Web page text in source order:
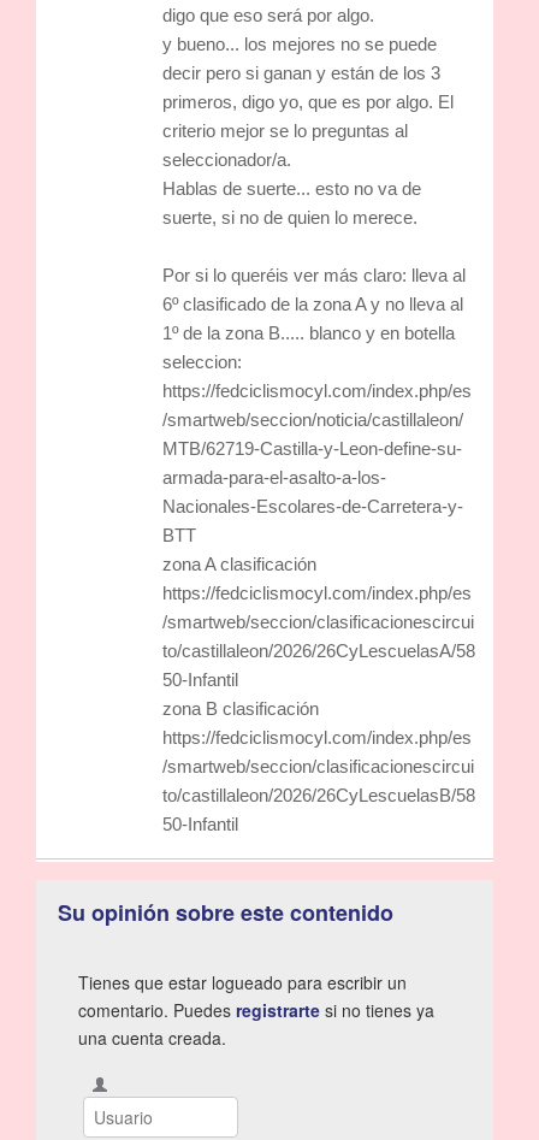
digo que eso será por algo.
y bueno... los mejores no se puede
decir pero si ganan y están de los 3
primeros, digo yo, que es por algo. El
criterio mejor se lo preguntas al
seleccionador/a.
Hablas de suerte... esto no va de
suerte, si no de quien lo merece.
Por si lo queréis ver más claro: lleva al
6º clasificado de la zona A y no lleva al
1º de la zona B..... blanco y en botella
seleccion:
https://fedciclismocyl.com/index.php/es
/smartweb/seccion/noticia/castillaleon/
MTB/62719-Castilla-y-Leon-define-su-
armada-para-el-asalto-a-los-
Nacionales-Escolares-de-Carretera-y-
BTT
zona A clasificación
https://fedciclismocyl.com/index.php/es
/smartweb/seccion/clasificacionescircui
to/castillaleon/2026/26CyLescuelasA/58
50-Infantil
zona B clasificación
https://fedciclismocyl.com/index.php/es
/smartweb/seccion/clasificacionescircui
to/castillaleon/2026/26CyLescuelasB/58
50-Infantil
Su opinión sobre este contenido
Tienes que estar logueado para escribir un
comentario. Puedes registrarte si no tienes ya
una cuenta creada.